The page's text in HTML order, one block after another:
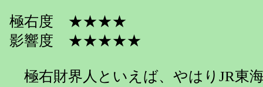
極右度 ★★★★
影響度 ★★★★★
極右財界人といえば、やはりJR東